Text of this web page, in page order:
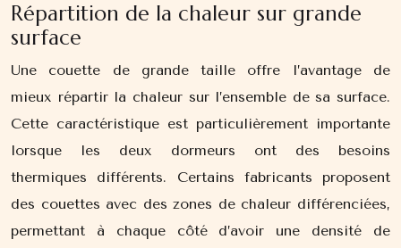
Répartition de la chaleur sur grande
surface
Une couette de grande taille offre l’avantage de
mieux répartir la chaleur sur l’ensemble de sa surface.
Cette caractéristique est particulièrement importante
lorsque les deux dormeurs ont des besoins
thermiques différents. Certains fabricants proposent
des couettes avec des zones de chaleur différenciées,
permettant à chaque côté d’avoir une densité de